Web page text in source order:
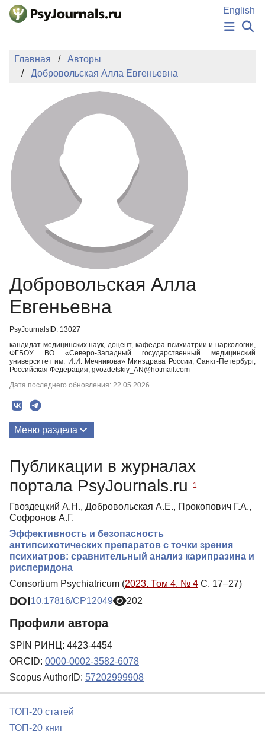
Перейти к основному содержанию
English
ИЗДАНИЯ
ПОДАТЬ РУКОПИСЬ
БАЗА ЗНАНИЙ
КЛЮЧЕВЫЕ СЛОВА
Регистрация
Главная
Авторы
Добровольская Алла Евгеньевна
Добровольская Алла
Евгеньевна
PsyJournalsID: 13027
кандидат медицинских наук, доцент, кафедра психиатрии и наркологии,
ФГБОУ ВО «Северо-Западный государственный медицинский
университет им. И.И. Мечникова» Минздрава России, Санкт-Петербург,
Российская Федерация, gvozdetskiy_AN@hotmail.com
Дата последнего обновления: 22.05.2026
Меню раздела
Публикации в журналах
портала PsyJournals.ru
1
Гвоздецкий А.Н., Добровольская А.Е., Прокопович Г.А.,
Софронов А.Г.
Эффективность и безопасность
антипсихотических препаратов с точки зрения
психиатров: сравнительный анализ карипразина и
рисперидона
Consortium Psychiatricum (2023. Том 4. № 4 С. 17–27)
DOI10.17816/CP12049 202
Профили автора
SPIN РИНЦ: 4423-4454
ORCID: 0000-0002-3582-6078
Scopus AuthorID: 57202999908
ТОП-20 статей
ТОП-20 книг